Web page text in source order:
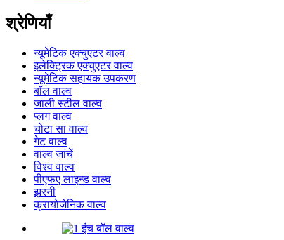
श्रेणियाँ
न्यूमेटिक एक्चुएटर वाल्व
इलेक्ट्रिक एक्चुएटर वाल्व
न्यूमेटिक सहायक उपकरण
बॉल वाल्व
जाली स्टील वाल्व
प्लग वाल्व
चोटा सा वाल्व
गेट वाल्व
वाल्व जांचें
विश्व वाल्व
पीएफए ​​लाइन्ड वाल्व
झरनी
क्रायोजेनिक वाल्व